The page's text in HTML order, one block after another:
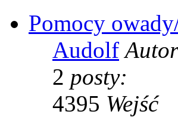
Pomocy
Audolf Autor
2 posty:
4395 Wejść